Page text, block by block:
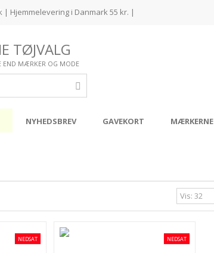
Hjemmelevering i Danmark 55 kr. |
TØJVALG
END MÆRKER OG MODE
NYHEDSBREV GAVEKORT MÆRKERNE
NEDSAT NEDSAT